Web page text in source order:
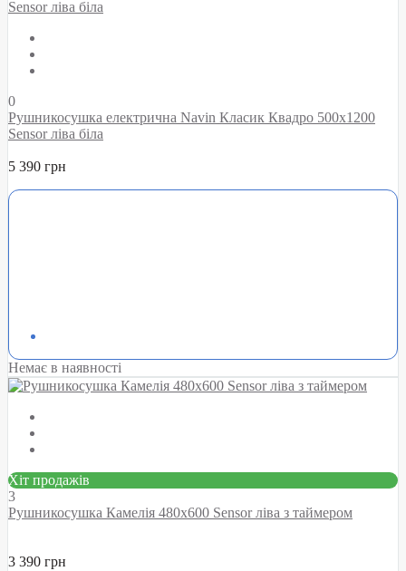
0
Рушникосушка електрична Navin Класик Квадро 500х1200
Sensor ліва біла
5 390 грн
Немає в наявності
Хіт продажів
3
Рушникосушка Камелія 480х600 Sensor ліва з таймером
3 390 грн